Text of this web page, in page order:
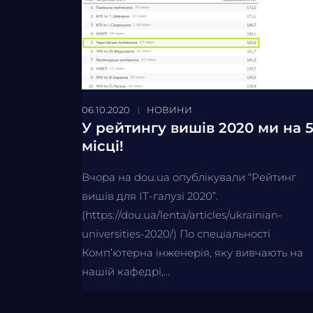
06.10.2020 НОВИНИ
У рейтингу вишів 2020 ми на 5
місці!
Вчора на dou.ua опублікували “Рейтинг
вишів для ІТ-галузі 2020”.
(https://dou.ua/lenta/articles/ukrainian-
universities-2020/) По спеціальності
Комп’ютерна інженерія, яку вивчають на
нашій кафедрі,...